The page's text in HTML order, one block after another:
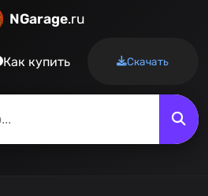
NGarage.ru
Как купить Скачать